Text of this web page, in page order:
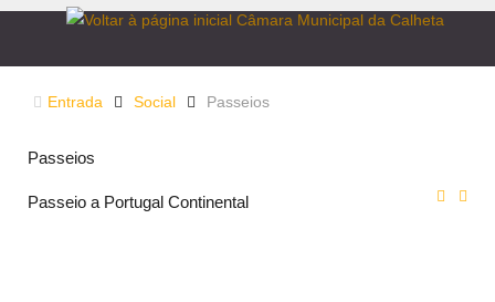
Entrada Social Passeios
Passeios
Passeio a Portugal Continental